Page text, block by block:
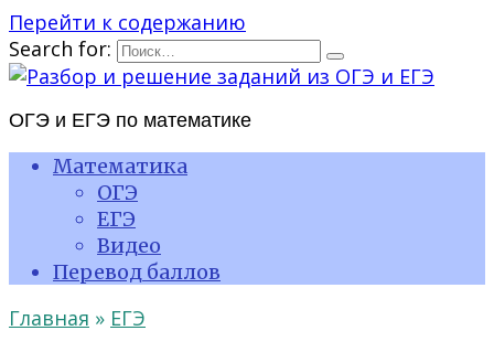
Перейти к содержанию
Search for:
ОГЭ и ЕГЭ по математике
Математика
ОГЭ
ЕГЭ
Видео
Перевод баллов
Главная » ЕГЭ